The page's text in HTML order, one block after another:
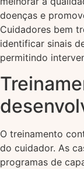
doenças e
Cuidadores bem
identificar sinais
permitindo
O treinamento
do cuidador. As
programas de